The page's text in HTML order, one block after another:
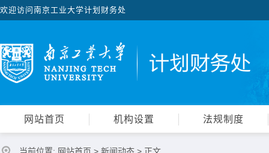
欢迎访问南京工业大学计划财务处
网站首页 机构设置 法规制度